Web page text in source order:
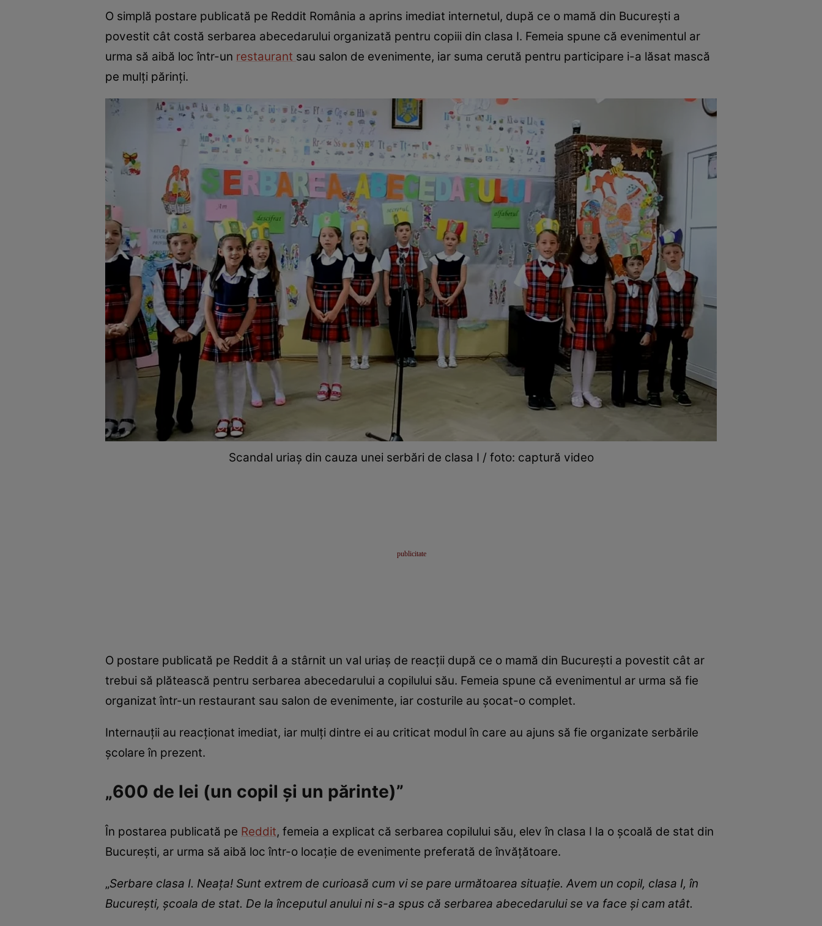
O simplă postare publicată pe Reddit România a aprins imediat internetul, după ce o mamă din București a
povestit cât costă serbarea abecedarului organizată pentru copiii din clasa I. Femeia spune că evenimentul ar
urma să aibă loc într-un restaurant sau salon de evenimente, iar suma cerută pentru participare i-a lăsat mască
pe mulți părinți.
Scandal uriaș din cauza unei serbări de clasa I / foto: captură video
O postare publicată pe Reddit â a stârnit un val uriaș de reacții după ce o mamă din București a povestit cât ar
trebui să plătească pentru serbarea abecedarului a copilului său. Femeia spune că evenimentul ar urma să fie
organizat într-un restaurant sau salon de evenimente, iar costurile au șocat-o complet.
Internauții au reacționat imediat, iar mulți dintre ei au criticat modul în care au ajuns să fie organizate serbările
școlare în prezent.
„600 de lei (un copil și un părinte)”
În postarea publicată pe Reddit, femeia a explicat că serbarea copilului său, elev în clasa I la o școală de stat din
București, ar urma să aibă loc într-o locație de evenimente preferată de învățătoare.
„Serbare clasa I. Neața! Sunt extrem de curioasă cum vi se pare următoarea situație. Avem un copil, clasa I, în
București, școala de stat. De la începutul anului ni s-a spus că serbarea abecedarului se va face și cam atât.